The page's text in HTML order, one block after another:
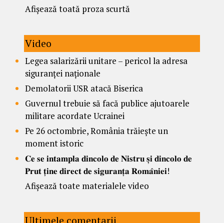
Afișează toată proza scurtă
Video
Legea salarizării unitare – pericol la adresa
siguranței naționale
Demolatorii USR atacă Biserica
Guvernul trebuie să facă publice ajutoarele
militare acordate Ucrainei
Pe 26 octombrie, România trăiește un
moment istoric
𝐂𝐞 𝐬𝐞 𝐢𝐧𝐭𝐚𝐦𝐩𝐥𝐚 𝐝𝐢𝐧𝐜𝐨𝐥𝐨 𝐝𝐞 𝐍𝐢𝐬𝐭𝐫𝐮 𝐬̦𝐢 𝐝𝐢𝐧𝐜𝐨𝐥𝐨 𝐝𝐞
𝐏𝐫𝐮𝐭 𝐭̦𝐢𝐧𝐞 𝐝𝐢𝐫𝐞𝐜𝐭 𝐝𝐞 𝐬𝐢𝐠𝐮𝐫𝐚𝐧𝐭̦𝐚 𝐑𝐨𝐦𝐚̂𝐧𝐢𝐞𝐢!
Afișează toate materialele video
Ultimele comentarii